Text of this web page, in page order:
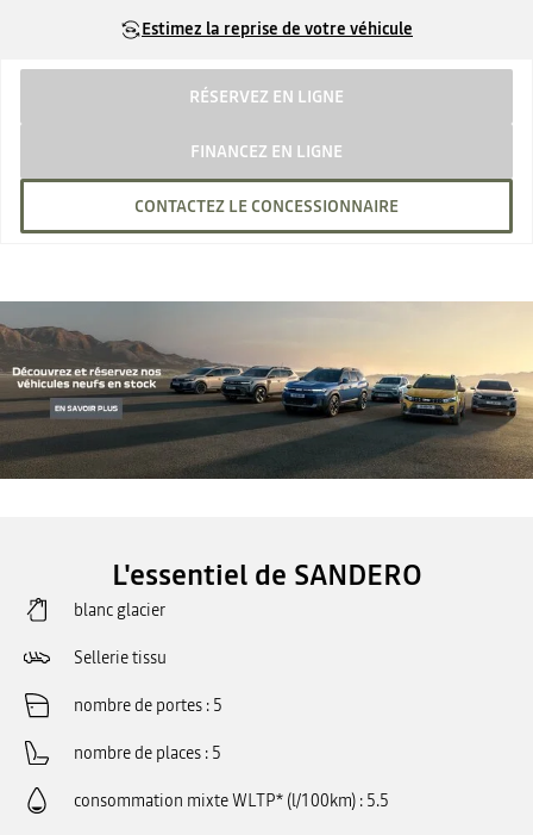
Estimez la reprise de votre véhicule
RÉSERVEZ EN LIGNE
FINANCEZ EN LIGNE
CONTACTEZ LE CONCESSIONNAIRE
L'essentiel de SANDERO
blanc glacier
Sellerie tissu
nombre de portes 5
nombre de places 5
consommation mixte WLTP* (l/100km) 5.5